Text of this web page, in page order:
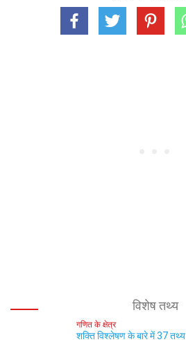
विशेष तथ्य
गणित के क्षेत्र
शक्ति विश्लेषण के बारे में 37 तथ्य